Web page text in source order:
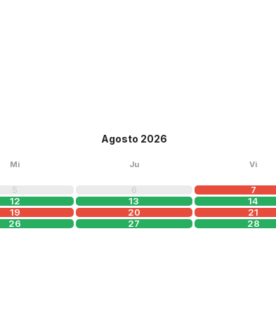
Agosto 2026
Mi Ju Vi
5 6 7
12 13 14
19 20 21
26 27 28